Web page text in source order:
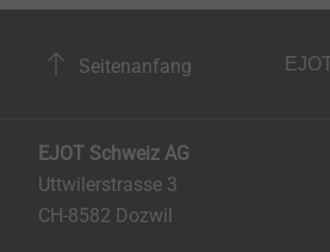
Seitenanfang
EJOT Schweiz AG
Uttwilerstrasse 3
CH-8582 Dozwil